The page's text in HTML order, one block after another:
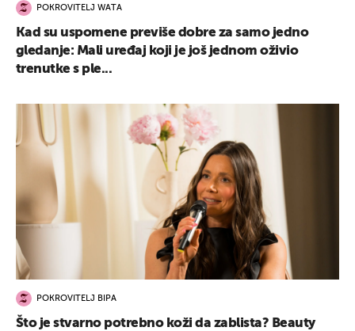
POKROVITELJ WATA
Kad su uspomene previše dobre za samo jedno
gledanje: Mali uređaj koji je još jednom oživio
trenutke s ple...
POKROVITELJ BIPA
Što je stvarno potrebno koži da zablista? Beauty